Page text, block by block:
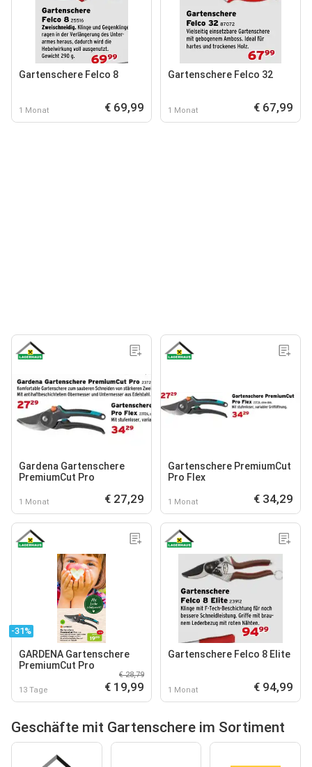
Gartenschere Felco 8
1 Monat € 69,99
Gartenschere Felco 32
1 Monat € 67,99
Gardena Gartenschere
PremiumCut Pro
1 Monat € 27,29
Gartenschere PremiumCut
Pro Flex
1 Monat € 34,29
-31%
GARDENA Gartenschere
PremiumCut Pro
13 Tage
€ 28,79
€ 19,99
Gartenschere Felco 8 Elite
1 Monat € 94,99
Geschäfte mit Gartenschere im Sortiment